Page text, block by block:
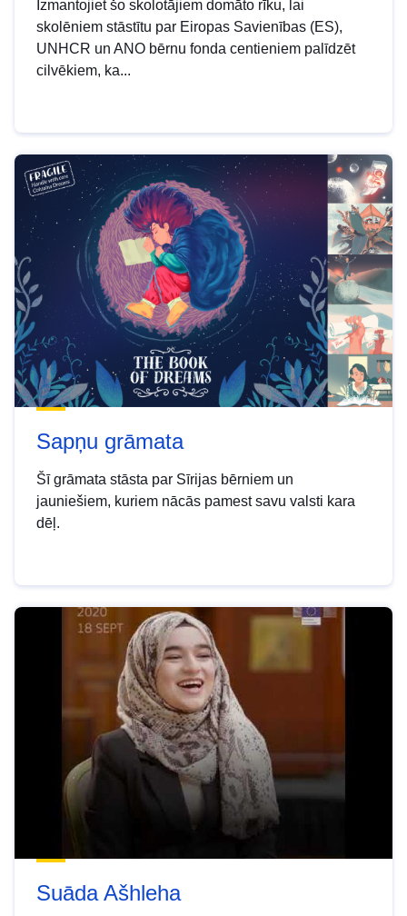
Izmantojiet šo skolotājiem domāto rīku, lai
skolēniem stāstītu par Eiropas Savienības (ES),
UNHCR un ANO bērnu fonda centieniem palīdzēt
cilvēkiem, ka...
Sapņu grāmata
Šī grāmata stāsta par Sīrijas bērniem un
jauniešiem, kuriem nācās pamest savu valsti kara
dēļ.
Suāda Ašhleha